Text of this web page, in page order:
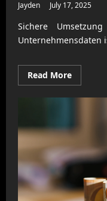
Jayden July 17, 2025
Sichere
Unternehmensdaten
Read MoreRead
more
sicher